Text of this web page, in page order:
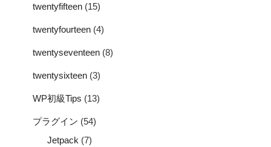
twentyfifteen (15)
twentyfourteen (4)
twentyseventeen (8)
twentysixteen (3)
WP初級Tips (13)
プラグイン (54)
Jetpack (7)